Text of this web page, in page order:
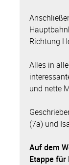
Richtung
Alles in
und nette
(7a) und
Auf dem
Etappe für